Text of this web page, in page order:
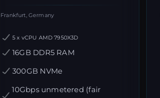
Frankfurt, Germany
5 x vCPU AMD 7950X3D
16GB DDR5 RAM
300GB NVMe
10Gbps unmetered (fair